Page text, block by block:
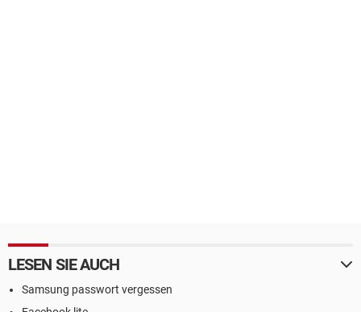
LESEN SIE AUCH
Samsung passwort vergessen